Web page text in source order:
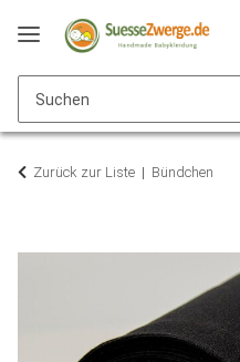
Zurück zur Liste Bündchen